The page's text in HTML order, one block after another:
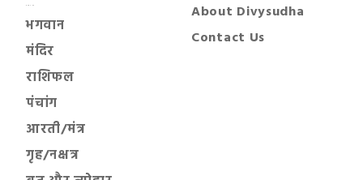
सनातन धर्म
भगवान
मंदिर
राशिफल
पंचांग
आरती/मंत्र
गृह/नक्षत्र
About Divysudha
Contact Us